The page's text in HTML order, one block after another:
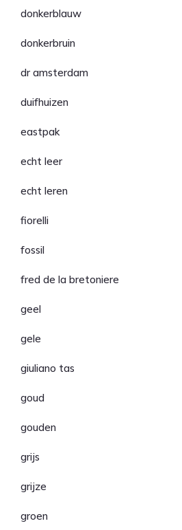
donkerblauw
donkerbruin
dr amsterdam
duifhuizen
eastpak
echt leer
echt leren
fiorelli
fossil
fred de la bretoniere
geel
gele
giuliano tas
goud
gouden
grijs
grijze
groen